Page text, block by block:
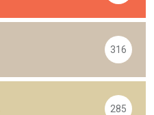
316
285